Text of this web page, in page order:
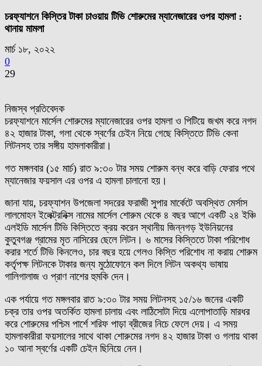
চরফ্যাশনে কিস্তির টাকা চাওয়ায় টিভি শোরুমের ম্যানেজারের ওপর হামলা :
থানায় মামলা
মার্চ ১৮, ২০২২
0
29
নিজস্ব প্রতিবেদক
চরফ্যাশনে মার্সেল শোরুমের ম্যানেজারের ওপর হামলা ও পিটিয়ে জখম করে নগদ
৪২ হাজার টাকা, গলা থেকে স্বর্ণের চেইন নিয়ে গেছে কিস্তিতে টিভি কেনা
লিটনসহ তার সঙ্গীয় হামলাকারীরা।
গত মঙ্গলবার (১৫ মার্চ) রাত ৯:৩০ টার সময় শোরুম বন্ধ করে বাড়ি ফেরার পথে
ম্যানেজার ফয়সাল এর ওপর এ হামলা চালানো হয়।
জানা যায়, চরফ্যাশন উপজেলা সদরের ফরাজী সুপার মার্কেটে অবস্থিত মের্সাস
লালমোহন ইলেক্ট্রনিক্স নামের মার্সেল শোরুম থেকে ৪ বছর আগে একটি ২৪ ইঞ্চি
এলইডি মার্সেল টিভি কিস্তিতে ক্রয় করেন স্থানীয় জিন্নগড় ইউনিয়নের
কুতুবগঞ্জ গ্রামের মৃত নাসিরের ছেলে লিটন। ৬ মাসের কিস্তিতে টাকা পরিশোধ
করার শর্তে টিভি কিনলেও, চার বছর হয়ে গেলও কিস্তি পরিশোধ না করায় শোরুম
কর্তৃপক্ষ লিটনকে টাকার জন্য মুঠোফোনে কল দিলে লিটন অকথ্য ভাষায়
গালিগালাজ ও প্রাণ নাশের হুমকি দেন।
এক পর্যায়ে গত মঙ্গলবার রাত ৯:৩০ টার সময় লিটনসহ ১৫/১৬ জনের একটি
চক্র তার ওপর অতর্কিত হামলা চালায় এবং লাঠিসোটা দিয়ে এলোপাতাড়ি মারধর
করে শোরুমের পশ্চিম পার্শে শরিফ পাড়া ব্রীজের নিচে ফেলে দেয়। এ সময়
হামলাকারীরা ফয়সালের সাথে থাকা শোরুমের নগদ ৪২ হাজার টাকা ও গলায় থাকা
১০ আনা স্বর্ণের একটি চেইন ছিনিয়ে নেন।